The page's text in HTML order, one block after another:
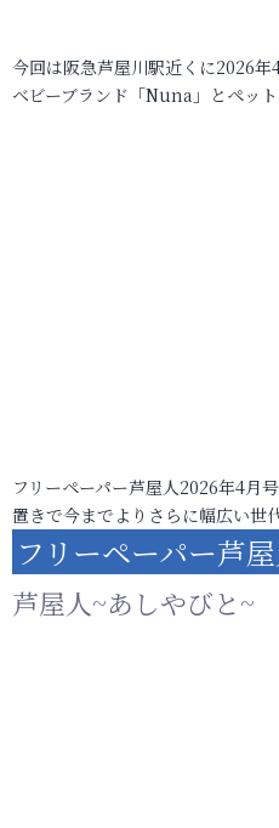
今回は阪急芦屋川駅近くに2026
ベビーブランド「Nuna」とペッ
フリーペーパー芦屋人2026年4月
置きで今までよりさらに幅広い世
フリーペーパー芦
芦屋人~あしやびと~